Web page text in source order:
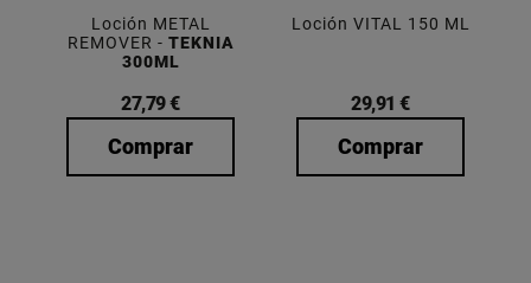
Loción METAL
REMOVER - TEKNIA
300ML
27,79 €
Comprar
Loción VITAL 150 ML
29,91 €
Comprar